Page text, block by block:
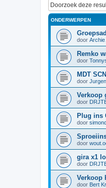
ONDERWERPEN
door Archie
Remko
door
MDT
door
Verkoop
door
Plug ins
door
door
gira x1
door
Verkoop
door Bert